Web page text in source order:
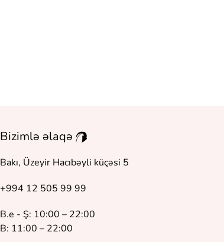
Bizimlə əlaqə
Bakı, Üzeyir Hacıbəyli küçəsi 5
+994 12 505 99 99
B.e - Ş: 10:00 – 22:00
B: 11:00 – 22:00